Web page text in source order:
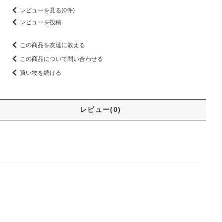
レビューを見る(0件)
レビューを投稿
この商品を友達に教える
この商品について問い合わせる
買い物を続ける
レビュー(0)